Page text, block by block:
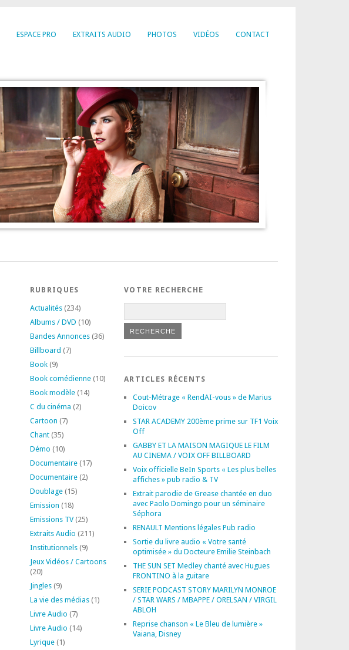
ESPACE PRO EXTRAITS AUDIO PHOTOS VIDÉOS CONTACT
RUBRIQUES
Actualités(234)
Albums / DVD (10)
Bandes Annonces(36)
Billboard (7)
Book(9)
Book comédienne(10)
Book modèle(14)
C du cinéma (2)
Cartoon (7)
Chant(35)
Démo (10)
Documentaire(17)
Documentaire(2)
Doublage(15)
Emission (18)
Emissions TV(25)
Extraits Audio (211)
Institutionnels(9)
Jeux Vidéos / Cartoons
(20)
Jingles(9)
La vie des médias(1)
Livre Audio (7)
Livre Audio (14)
Lyrique(1)
VOTRE RECHERCHE
ARTICLES RÉCENTS
Cout-Métrage « RendAI-vous » de Marius
Doicov
STAR ACADEMY 200ème prime sur TF1 Voix
Off
GABBY ET LA MAISON MAGIQUE LE FILM
AU CINEMA / VOIX OFF BILLBOARD
Voix officielle BeIn Sports « Les plus belles
affiches » pub radio & TV
Extrait parodie de Grease chantée en duo
avec Paolo Domingo pour un séminaire
Séphora
RENAULT Mentions légales Pub radio
Sortie du livre audio « Votre santé
optimisée » du Docteure Emilie Steinbach
THE SUN SET Medley chanté avec Hugues
FRONTINO à la guitare
SERIE PODCAST STORY MARILYN MONROE
/ STAR WARS / MBAPPE / ORELSAN / VIRGIL
ABLOH
Reprise chanson « Le Bleu de lumière »
Vaiana, Disney